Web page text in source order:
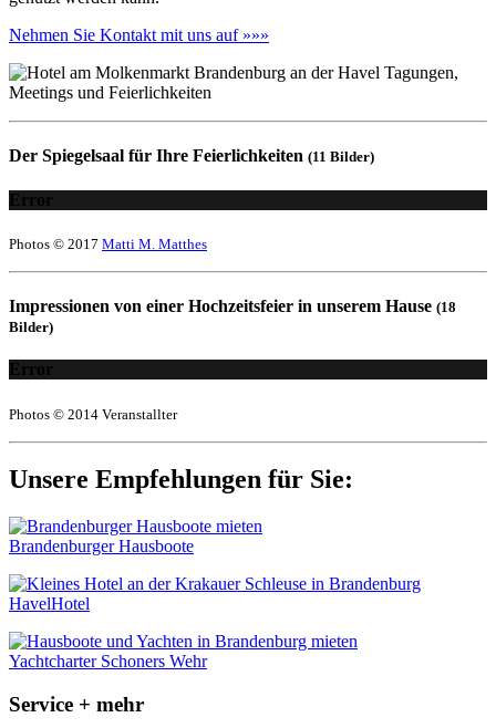
Nehmen Sie Kontakt mit uns auf »»»
Der Spiegelsaal für Ihre Feierlichkeiten (11 Bilder)
Error
Photos © 2017 Matti M. Matthes
Impressionen von einer Hochzeitsfeier in unserem Hause (18
Bilder)
Error
Photos © 2014 Veranstallter
Unsere Empfehlungen für Sie:
Brandenburger Hausboote
HavelHotel
Yachtcharter Schoners Wehr
Service + mehr